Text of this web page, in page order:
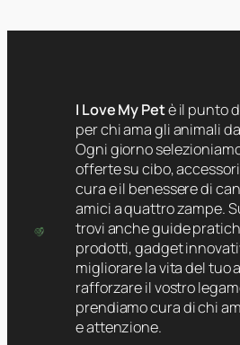
I Love My Petè il punto
per chi ama gli animali
Ogni giorno
offerte su cibo,
cura e il benessere di
amici a quattro zampe.
trovi anche guide
prodotti, gadget
migliorare la vita del tuo
rafforzare il vostro
prendiamo cura di chi
e attenzione.